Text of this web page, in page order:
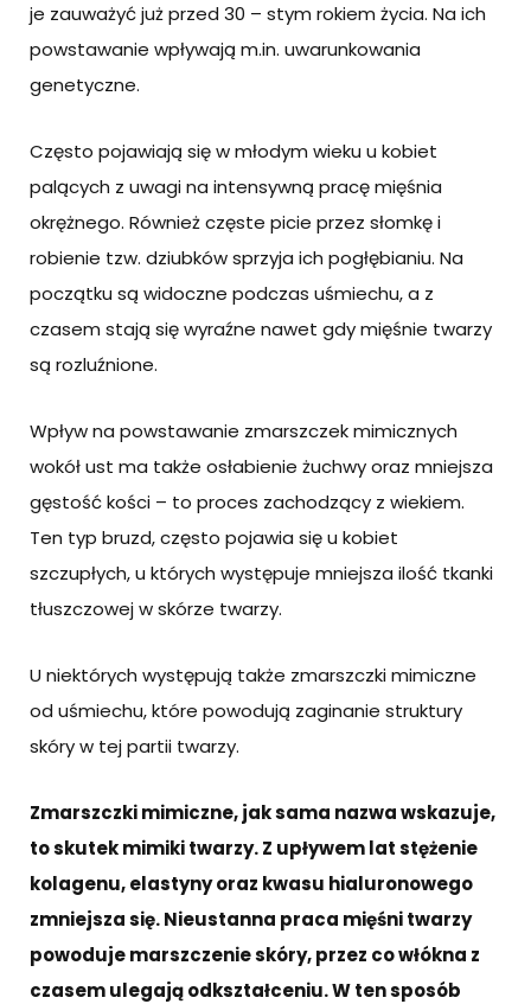
je zauważyć już przed 30 – stym rokiem życia. Na ich
powstawanie wpływają m.in. uwarunkowania
genetyczne.
Często pojawiają się w młodym wieku u kobiet
palących z uwagi na intensywną pracę mięśnia
okrężnego. Również częste picie przez słomkę i
robienie tzw. dziubków sprzyja ich pogłębianiu. Na
początku są widoczne podczas uśmiechu, a z
czasem stają się wyraźne nawet gdy mięśnie twarzy
są rozluźnione.
Wpływ na powstawanie zmarszczek mimicznych
wokół ust ma także osłabienie żuchwy oraz mniejsza
gęstość kości – to proces zachodzący z wiekiem.
Ten typ bruzd, często pojawia się u kobiet
szczupłych, u których występuje mniejsza ilość tkanki
tłuszczowej w skórze twarzy.
U niektórych występują także zmarszczki mimiczne
od uśmiechu, które powodują zaginanie struktury
skóry w tej partii twarzy.
Zmarszczki mimiczne, jak sama nazwa wskazuje,
to skutek mimiki twarzy. Z upływem lat stężenie
kolagenu, elastyny oraz kwasu hialuronowego
zmniejsza się. Nieustanna praca mięśni twarzy
powoduje marszczenie skóry, przez co włókna z
czasem ulegają odkształceniu. W ten sposób